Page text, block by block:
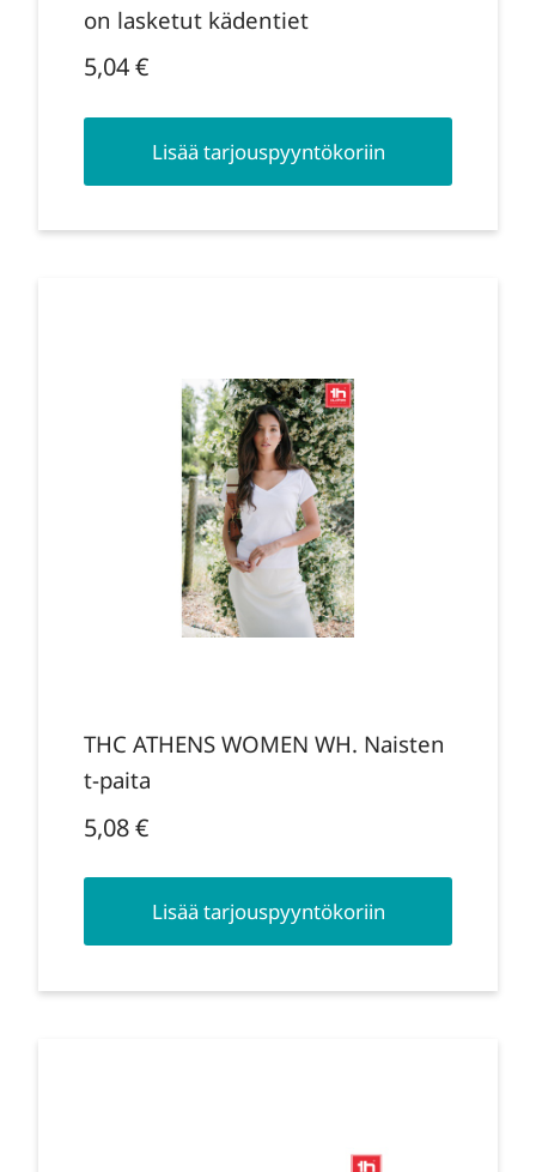
on lasketut kädentiet
5,04€
Lisää tarjouspyyntökoriin
THC ATHENS WOMEN WH. Naisten
t-paita
5,08€
Lisää tarjouspyyntökoriin